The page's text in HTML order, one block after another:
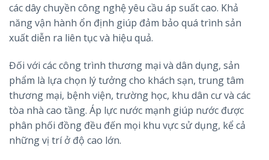
các dây chuyền công nghệ yêu cầu áp suất cao. Khả
năng vận hành ổn định giúp đảm bảo quá trình sản
xuất diễn ra liên tục và hiệu quả.
Đối với các công trình thương mại và dân dụng, sản
phẩm là lựa chọn lý tưởng cho khách sạn, trung tâm
thương mại, bệnh viện, trường học, khu dân cư và các
tòa nhà cao tầng. Áp lực nước mạnh giúp nước được
phân phối đồng đều đến mọi khu vực sử dụng, kể cả
những vị trí ở độ cao lớn.